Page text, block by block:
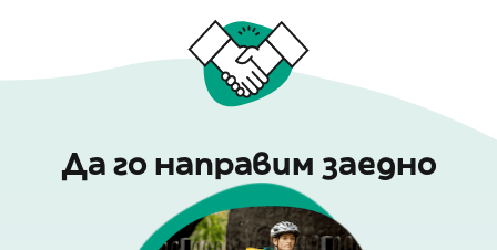
Да го направим заедно